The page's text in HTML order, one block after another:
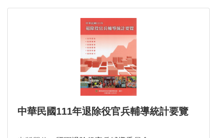
中華民國111年退除役官兵輔導統計要覽